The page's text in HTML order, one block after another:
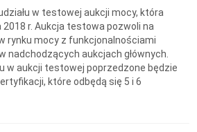
w testowej aukcji mocy, która
r. Aukcja testowa pozwoli na
rynku mocy z funkcjonalnościami
nadchodzących aukcjach głównych.
w aukcji testowej poprzedzone będzie
które odbędą się 5 i 6